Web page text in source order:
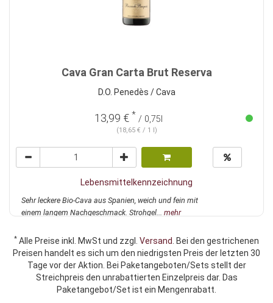
Cava Gran Carta Brut Reserva
D.O. Penedès / Cava
13,99 € * / 0,75l
(18,65 € / 1 l)
Lebensmittelkennzeichnung
Sehr leckere Bio-Cava aus Spanien, weich und fein mit
einem langem Nachgeschmack. Strohgel... mehr
* Alle Preise inkl. MwSt und zzgl. Versand. Bei den gestrichenen
Preisen handelt es sich um den niedrigsten Preis der letzten 30
Tage vor der Aktion. Bei Paketangeboten/Sets stellt der
Streichpreis den unrabattierten Einzelpreis dar. Das
Paketangebot/Set ist ein Mengenrabatt.